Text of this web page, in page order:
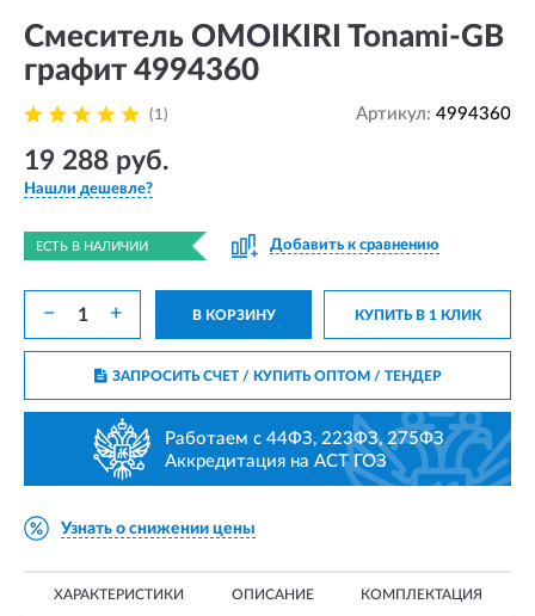
Смеситель OMOIKIRI Tonami-GB
графит 4994360
(1) Артикул: 4994360
19 288 руб.
Нашли дешевле?
ЕСТЬ В НАЛИЧИИ Добавить к сравнению
− + В КОРЗИНУ КУПИТЬ В 1 КЛИК
ЗАПРОСИТЬ СЧЕТ / КУПИТЬ ОПТОМ/ ТЕНДЕР
Работаем с 44ФЗ, 223ФЗ, 275ФЗ
Аккредитация на АСТ ГОЗ
Узнать о снижении цены
ХАРАКТЕРИСТИКИ ОПИСАНИЕ КОМПЛЕКТАЦИЯ